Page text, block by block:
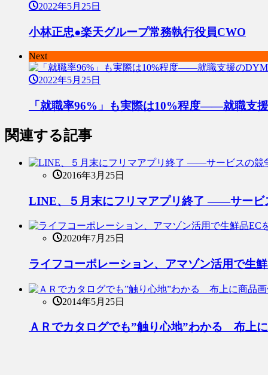
2022年5月25日
小林正忠●楽天グループ常務執行役員CWO
Next
2022年5月25日
「就職率96%」も実際は10%程度――就職支
関連する記事
2016年3月25日
LINE、５月末にフリマアプリ終了 ――サービ
2020年7月25日
ライフコーポレーション、アマゾン活用で
2014年5月25日
ＡＲでカタログでも”触り心地”わかる 布上